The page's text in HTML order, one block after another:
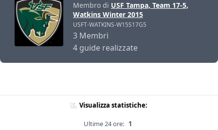
Membro di USF Tampa, Team 17-5,
Watkins Winter 2015
USFT-WATKINS-W15S17G5
3 Membri
4 guide realizzate
Visualizza statistiche:
Ultime 24 ore: 1